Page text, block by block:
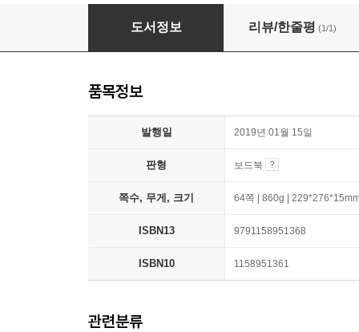
Hullet(구멍)
도서정보 리뷰/한줄평 (1/1)
품목정보
발행일 2019년 01월 15일
판형 보드북
쪽수, 무게, 크기 64쪽 | 860g |
ISBN13 9791158951368
ISBN10 1158951361
관련분류